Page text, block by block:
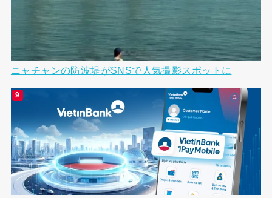
ニャチャンの防波堤がSNSで人気撮影スポットに